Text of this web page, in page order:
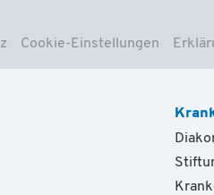
Cookie-Einstellungen